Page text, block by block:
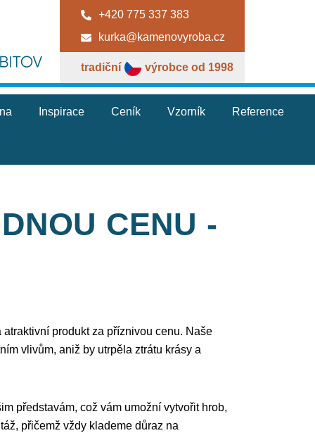
+420 775 337 383
kurka@kamenovyroba.cz
tradiční výrobce od 1998
Inspirace Ceník Vzorník Reference
CENU -
produkt za příznivou cenu. Naše
vlivům, aniž by utrpěla ztrátu krásy a
představám, což vám umožní vytvořit hrob,
přičemž vždy klademe důraz na